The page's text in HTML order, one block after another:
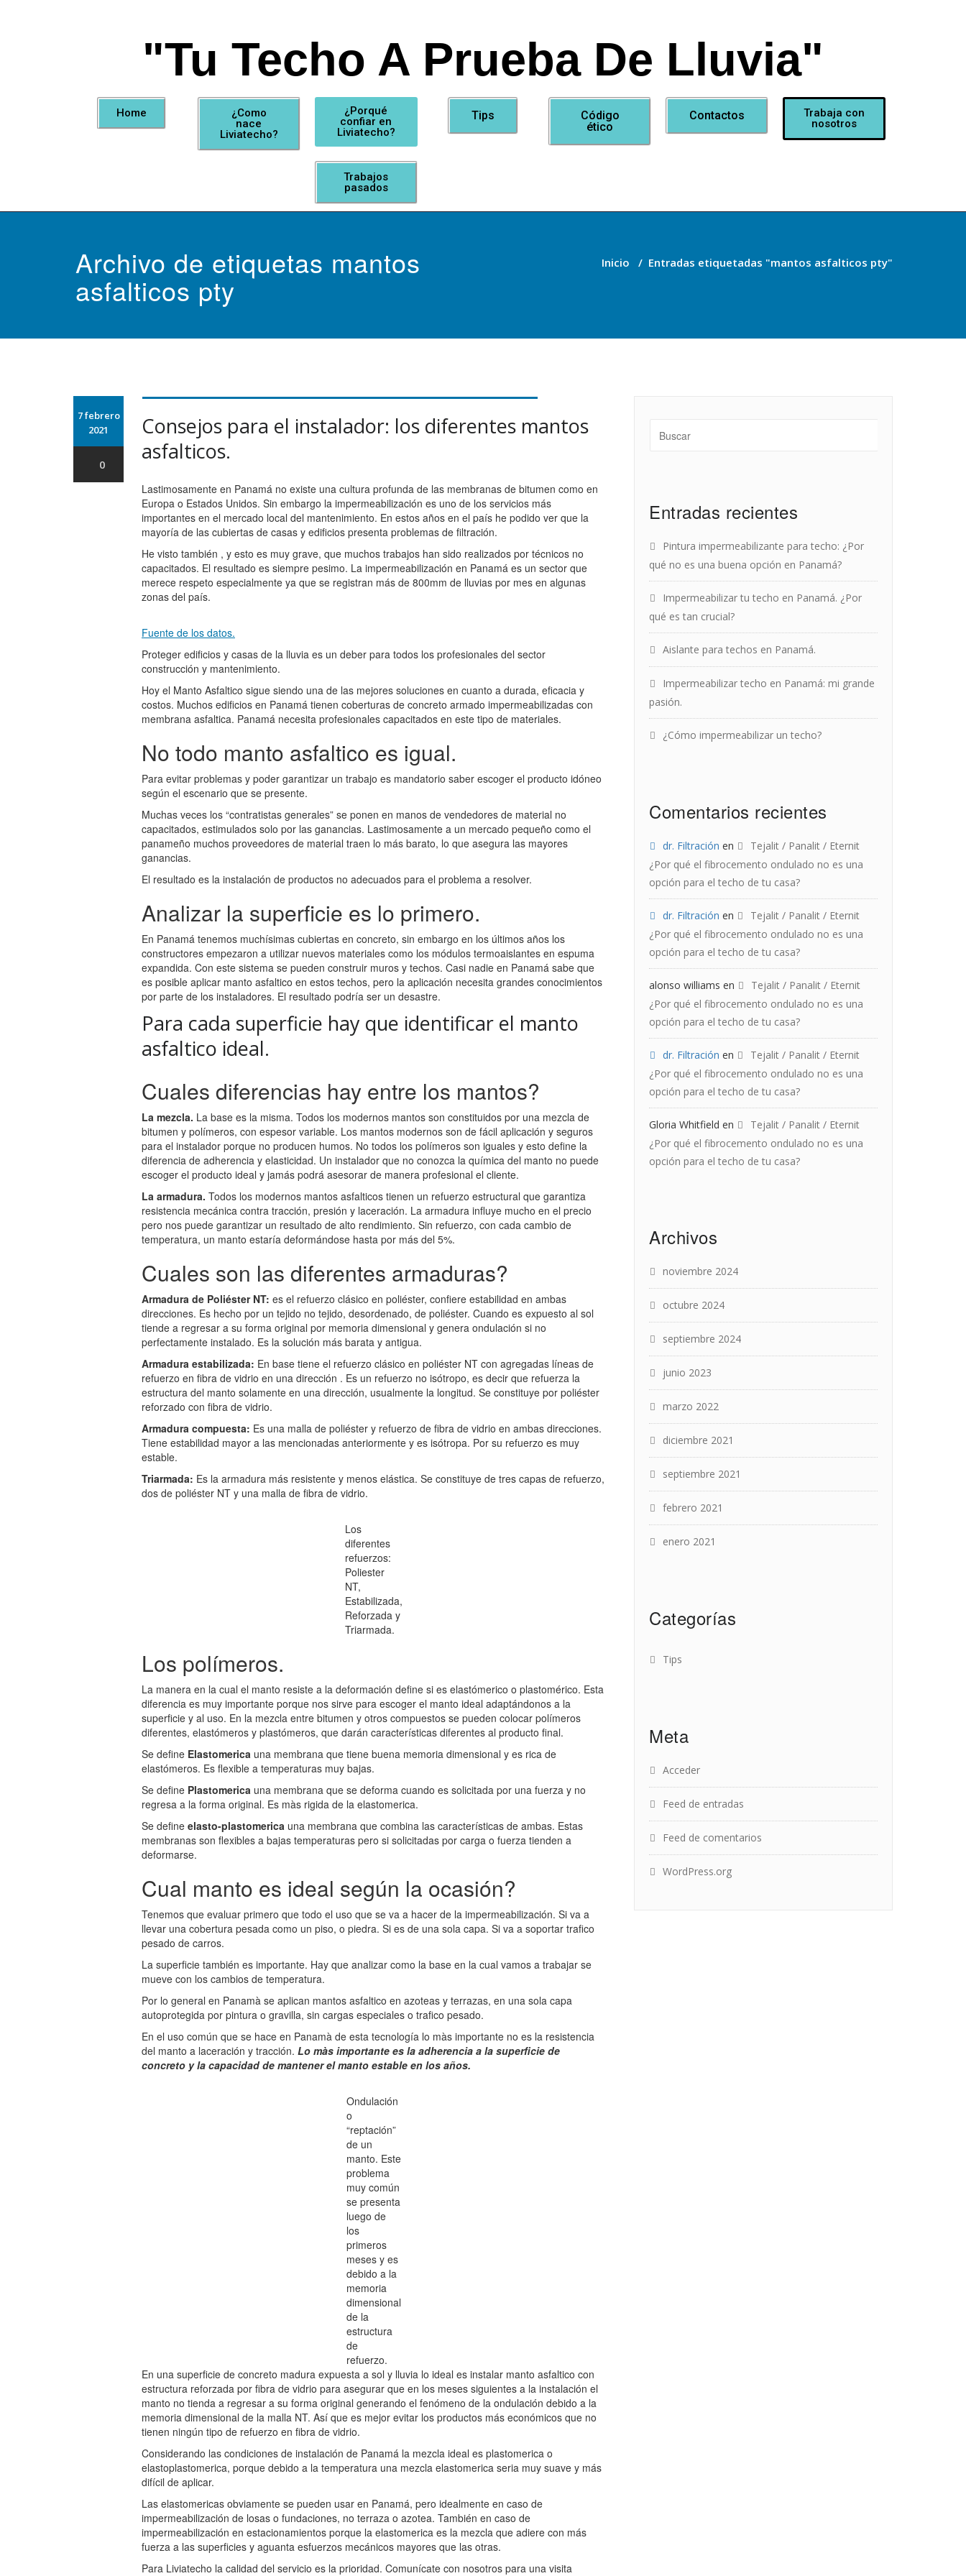
"Tu Techo A Prueba De Lluvia"
Home
¿Como
nace
Liviatecho?
¿Porqué
confiar en
Liviatecho?
Trabajos
pasados
Tips
Código
ético
Contactos
Trabaja con
nosotros
Archivo de etiquetas mantos
asfalticos pty
Inicio / Entradas etiquetadas "mantos asfalticos pty"
7 febrero
2021
0
Consejos para el instalador: los diferentes mantos
asfalticos.
Lastimosamente en Panamá no existe una cultura profunda de las membranas de bitumen como en
Europa o Estados Unidos. Sin embargo la impermeabilización es uno de los servicios más
importantes en el mercado local del mantenimiento. En estos años en el país he podido ver que la
mayoría de las cubiertas de casas y edificios presenta problemas de filtración.
He visto también , y esto es muy grave, que muchos trabajos han sido realizados por técnicos no
capacitados. El resultado es siempre pesimo. La impermeabilización en Panamá es un sector que
merece respeto especialmente ya que se registran más de 800mm de lluvias por mes en algunas
zonas del país.
Fuente de los datos.
Proteger edificios y casas de la lluvia es un deber para todos los profesionales del sector
construcción y mantenimiento.
Hoy el Manto Asfaltico sigue siendo una de las mejores soluciones en cuanto a durada, eficacia y
costos. Muchos edificios en Panamá tienen coberturas de concreto armado impermeabilizadas con
membrana asfaltica. Panamá necesita profesionales capacitados en este tipo de materiales.
No todo manto asfaltico es igual.
Para evitar problemas y poder garantizar un trabajo es mandatorio saber escoger el producto idóneo
según el escenario que se presente.
Muchas veces los “contratistas generales” se ponen en manos de vendedores de material no
capacitados, estimulados solo por las ganancias. Lastimosamente a un mercado pequeño como el
panameño muchos proveedores de material traen lo más barato, lo que asegura las mayores
ganancias.
El resultado es la instalación de productos no adecuados para el problema a resolver.
Analizar la superficie es lo primero.
En Panamá tenemos muchísimas cubiertas en concreto, sin embargo en los últimos años los
constructores empezaron a utilizar nuevos materiales como los módulos termoaislantes en espuma
expandida. Con este sistema se pueden construir muros y techos. Casi nadie en Panamá sabe que
es posible aplicar manto asfaltico en estos techos, pero la aplicación necesita grandes conocimientos
por parte de los instaladores. El resultado podría ser un desastre.
Para cada superficie hay que identificar el manto
asfaltico ideal.
Cuales diferencias hay entre los mantos?
La mezcla. La base es la misma. Todos los modernos mantos son constituidos por una mezcla de
bitumen y polímeros, con espesor variable. Los mantos modernos son de fácil aplicación y seguros
para el instalador porque no producen humos. No todos los polímeros son iguales y esto define la
diferencia de adherencia y elasticidad. Un instalador que no conozca la química del manto no puede
escoger el producto ideal y jamás podrá asesorar de manera profesional el cliente.
La armadura. Todos los modernos mantos asfalticos tienen un refuerzo estructural que garantiza
resistencia mecánica contra tracción, presión y laceración. La armadura influye mucho en el precio
pero nos puede garantizar un resultado de alto rendimiento. Sin refuerzo, con cada cambio de
temperatura, un manto estaría deformándose hasta por más del 5%.
Cuales son las diferentes armaduras?
Armadura de Poliéster NT: es el refuerzo clásico en poliéster, confiere estabilidad en ambas
direcciones. Es hecho por un tejido no tejido, desordenado, de poliéster. Cuando es expuesto al sol
tiende a regresar a su forma original por memoria dimensional y genera ondulación si no
perfectamente instalado. Es la solución más barata y antigua.
Armadura estabilizada: En base tiene el refuerzo clásico en poliéster NT con agregadas líneas de
refuerzo en fibra de vidrio en una dirección . Es un refuerzo no isótropo, es decir que refuerza la
estructura del manto solamente en una dirección, usualmente la longitud. Se constituye por poliéster
reforzado con fibra de vidrio.
Armadura compuesta: Es una malla de poliéster y refuerzo de fibra de vidrio en ambas direcciones.
Tiene estabilidad mayor a las mencionadas anteriormente y es isótropa. Por su refuerzo es muy
estable.
Triarmada: Es la armadura más resistente y menos elástica. Se constituye de tres capas de refuerzo,
dos de poliéster NT y una malla de fibra de vidrio.
Los
diferentes
refuerzos:
Poliester
NT,
Estabilizada,
Reforzada y
Triarmada.
Los polímeros.
La manera en la cual el manto resiste a la deformación define si es elastómerico o plastomérico. Esta
diferencia es muy importante porque nos sirve para escoger el manto ideal adaptándonos a la
superficie y al uso. En la mezcla entre bitumen y otros compuestos se pueden colocar polímeros
diferentes, elastómeros y plastómeros, que darán características diferentes al producto final.
Se define Elastomerica una membrana que tiene buena memoria dimensional y es rica de
elastómeros. Es flexible a temperaturas muy bajas.
Se define Plastomerica una membrana que se deforma cuando es solicitada por una fuerza y no
regresa a la forma original. Es màs rigida de la elastomerica.
Se define elasto-plastomerica una membrana que combina las características de ambas. Estas
membranas son flexibles a bajas temperaturas pero si solicitadas por carga o fuerza tienden a
deformarse.
Cual manto es ideal según la ocasión?
Tenemos que evaluar primero que todo el uso que se va a hacer de la impermeabilización. Si va a
llevar una cobertura pesada como un piso, o piedra. Si es de una sola capa. Si va a soportar trafico
pesado de carros.
La superficie también es importante. Hay que analizar como la base en la cual vamos a trabajar se
mueve con los cambios de temperatura.
Por lo general en Panamà se aplican mantos asfaltico en azoteas y terrazas, en una sola capa
autoprotegida por pintura o gravilla, sin cargas especiales o trafico pesado.
En el uso común que se hace en Panamà de esta tecnología lo màs importante no es la resistencia
del manto a laceración y tracción. Lo màs importante es la adherencia a la superficie de
concreto y la capacidad de mantener el manto estable en los años.
Ondulación
o
“reptación”
de un
manto. Este
problema
muy común
se presenta
luego de
los
primeros
meses y es
debido a la
memoria
dimensional
de la
estructura
de
refuerzo.
En una superficie de concreto madura expuesta a sol y lluvia lo ideal es instalar manto asfaltico con
estructura reforzada por fibra de vidrio para asegurar que en los meses siguientes a la instalación el
manto no tienda a regresar a su forma original generando el fenómeno de la ondulación debido a la
memoria dimensional de la malla NT. Así que es mejor evitar los productos más económicos que no
tienen ningún tipo de refuerzo en fibra de vidrio.
Considerando las condiciones de instalación de Panamá la mezcla ideal es plastomerica o
elastoplastomerica, porque debido a la temperatura una mezcla elastomerica seria muy suave y más
difícil de aplicar.
Las elastomericas obviamente se pueden usar en Panamá, pero idealmente en caso de
impermeabilización de losas o fundaciones, no terraza o azotea. También en caso de
impermeabilización en estacionamientos porque la elastomerica es la mezcla que adiere con más
fuerza a las superficies y aguanta esfuerzos mecánicos mayores que las otras.
Para Liviatecho la calidad del servicio es la prioridad. Comunícate con nosotros para una visita
Entradas recientes
Pintura impermeabilizante para techo: ¿Por
qué no es una buena opción en Panamá?
Impermeabilizar tu techo en Panamá. ¿Por
qué es tan crucial?
Aislante para techos en Panamá.
Impermeabilizar techo en Panamá: mi grande
pasión.
¿Cómo impermeabilizar un techo?
Comentarios recientes
dr. Filtración en
Tejalit / Panalit / Eternit
¿Por qué el fibrocemento ondulado no es una
opción para el techo de tu casa?
dr. Filtración en
Tejalit / Panalit / Eternit
¿Por qué el fibrocemento ondulado no es una
opción para el techo de tu casa?
alonso williams en
Tejalit / Panalit / Eternit
¿Por qué el fibrocemento ondulado no es una
opción para el techo de tu casa?
dr. Filtración en
Tejalit / Panalit / Eternit
¿Por qué el fibrocemento ondulado no es una
opción para el techo de tu casa?
Gloria Whitfield en
Tejalit / Panalit / Eternit
¿Por qué el fibrocemento ondulado no es una
opción para el techo de tu casa?
Archivos
noviembre 2024
octubre 2024
septiembre 2024
junio 2023
marzo 2022
diciembre 2021
septiembre 2021
febrero 2021
enero 2021
Categorías
Tips
Meta
Acceder
Feed de entradas
Feed de comentarios
WordPress.org